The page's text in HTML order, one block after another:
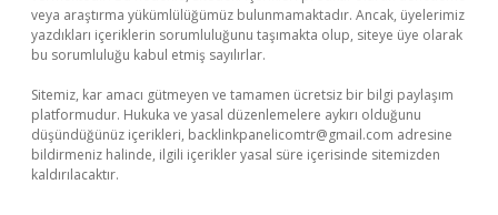
veya araştırma yükümlülüğümüz bulunmamaktadır. Ancak, üyelerimiz
yazdıkları içeriklerin sorumluluğunu taşımakta olup, siteye üye olarak
bu sorumluluğu kabul etmiş sayılırlar.
Sitemiz, kar amacı gütmeyen ve tamamen ücretsiz bir bilgi paylaşım
platformudur. Hukuka ve yasal düzenlemelere aykırı olduğunu
düşündüğünüz içerikleri, backlinkpanelicomtr@gmail.com adresine
bildirmeniz halinde, ilgili içerikler yasal süre içerisinde sitemizden
kaldırılacaktır.